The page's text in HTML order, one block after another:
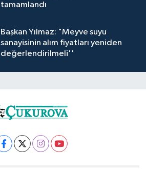
tamamlandı
Başkan Yılmaz: "Meyve suyu
sanayisinin alım fiyatları yeniden
değerlendirilmeli''